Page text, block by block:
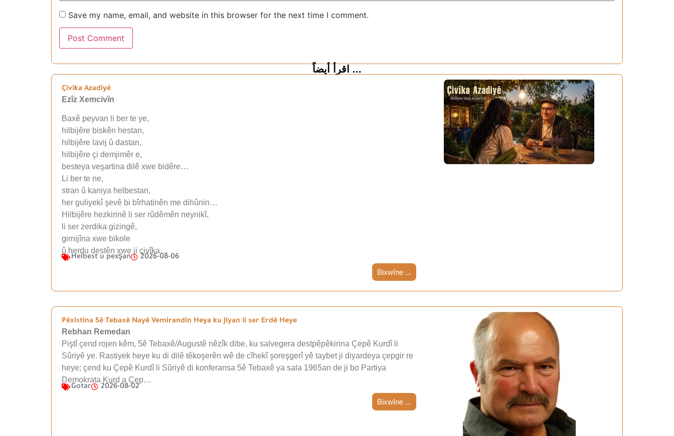
Save my name, email, and website in this browser for the next time I comment.
اقرأ أيضاً ...
Çivîka Azadiyê
Ezîz Xemcivîn
Baxê peyvan li ber te ye,
hilbijêre biskên hestan,
hilbijêre lavij û dastan,
hilbijêre çi demjimêr e,
besteya veşartina dilê xwe bidêre…
Li ber te ne,
stran û kaniya helbestan,
her guliyekî şevê bi bîrhatinên me dihûnin…
Hilbijêre hezkirinê li ser rûdêmên neynikî,
li ser zerdika gizingê,
girnijîna xwe bikole
û herdu destên xwe ji çivîka…
Helbest u pexşan 2026-08-06
Bixwîne ...
Pêxistina 5ê Tebaxê Nayê Vemirandin Heya ku Jiyan li ser Erdê Heye
Rebhan Remedan
Piştî çend rojen kêm, 5ê Tebaxê/Augustê nêzîk dibe, ku salvegera destpêpêkirina Çepê Kurdî li
Sûriyê ye. Rastiyek heye ku di dilê têkoşerên wê de cîhekî şoreşgerî yê taybet ji diyardeya çepgir re
heye; çend ku Çepê Kurdî li Sûriyê di konferansa 5ê Tebaxê ya sala 1965an de ji bo Partiya
Demokrata Kurd a Çep…
Gotar 2026-08-02
Bixwîne ...